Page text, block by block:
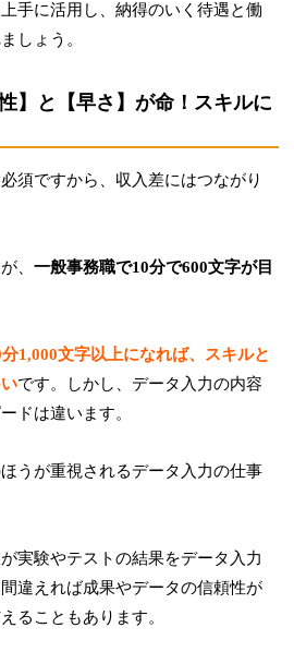
手に活用し、納得のいく待遇と働
しょう。
】と【早さ】が命！スキルに
須ですから、収入差にはつながり
、一般事務職で10分で600文字が目
1,000文字以上になれば、スキルと
です。しかし、データ入力の内容
ドは違います。
うが重視されるデータ入力の仕事
実験やテストの結果をデータ入力
違えれば成果やデータの信頼性が
ることもあります。